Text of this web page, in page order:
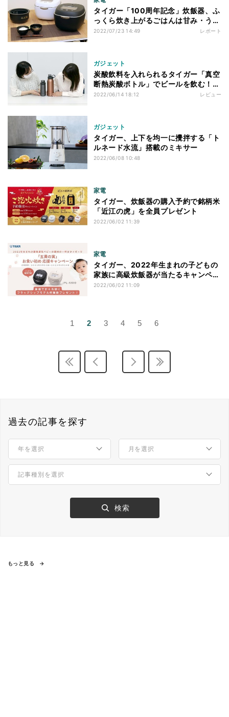
タイガー「100周年記念」炊飯器、ふ
っくら炊き上がるごはんは甘み・うま
みをしっかり感じる味わい
2022/07/23 14:49 レポート
ガジェット
炭酸飲料を入れられるタイガー「真空
断熱炭酸ボトル」でビールを飲む！
夏本番が待ち遠しい
2022/06/14 18:12 レビュー
ガジェット
タイガー、上下を均一に攪拌する「ト
ルネード水流」搭載のミキサー
2022/06/08 10:48
家電
タイガー、炊飯器の購入予約で銘柄米
「近江の虎」を全員プレゼント
2022/06/02 11:39
家電
タイガー、2022年生まれの子どもの
家族に高級炊飯器が当たるキャンペー
ン
2022/06/02 11:09
1 2 3 4 5 6
過去の記事を探す
もっと見る